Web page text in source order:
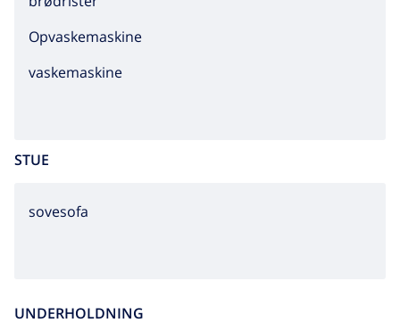
Opvaskemaskine
vaskemaskine
STUE
sovesofa
UNDERHOLDNING